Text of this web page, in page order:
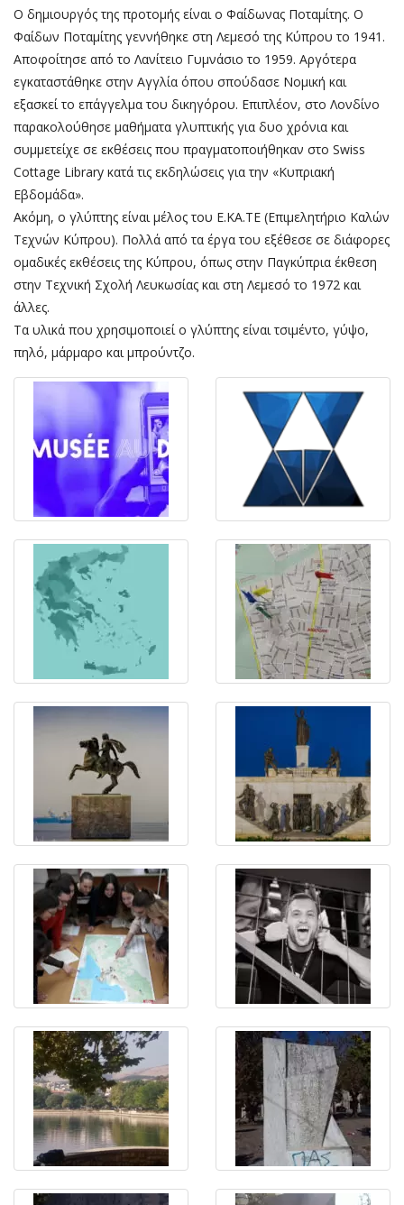
Ο δημιουργός της προτομής είναι ο Φαίδωνας Ποταμίτης. Ο
Φαίδων Ποταμίτης γεννήθηκε στη Λεμεσό της Κύπρου το 1941.
Αποφοίτησε από το Λανίτειο Γυμνάσιο το 1959. Αργότερα
εγκαταστάθηκε στην Αγγλία όπου σπούδασε Νομική και
εξασκεί το επάγγελμα του δικηγόρου. Επιπλέον, στο Λονδίνο
παρακολούθησε μαθήματα γλυπτικής για δυο χρόνια και
συμμετείχε σε εκθέσεις που πραγματοποιήθηκαν στο Swiss
Cottage Library κατά τις εκδηλώσεις για την «Κυπριακή
Εβδομάδα».
Ακόμη, ο γλύπτης είναι μέλος του Ε.ΚΑ.ΤΕ (Επιμελητήριο Καλών
Τεχνών Κύπρου). Πολλά από τα έργα του εξέθεσε σε διάφορες
ομαδικές εκθέσεις της Κύπρου, όπως στην Παγκύπρια έκθεση
στην Τεχνική Σχολή Λευκωσίας και στη Λεμεσό το 1972 και
άλλες.
Τα υλικά που χρησιμοποιεί ο γλύπτης είναι τσιμέντο, γύψο,
πηλό, μάρμαρο και μπρούντζο.